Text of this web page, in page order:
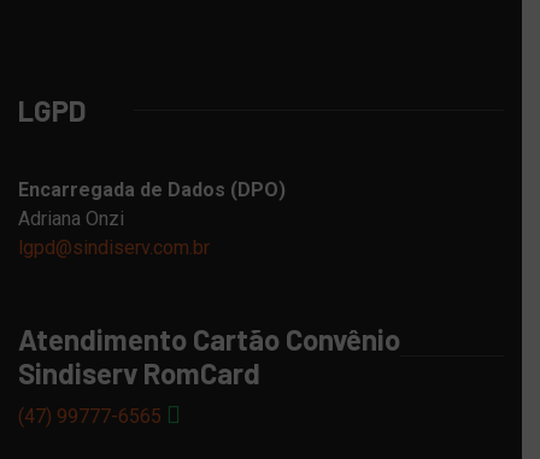
LGPD
Encarregada de Dados (DPO)
Adriana Onzi
lgpd@sindiserv.com.br
Atendimento Cartão Convênio
Sindiserv RomCard
(47) 99777-6565